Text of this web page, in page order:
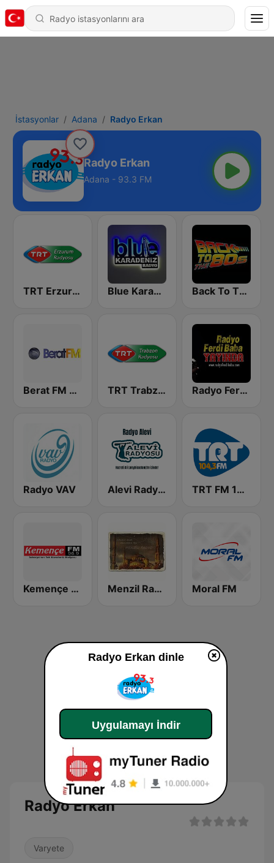
İstasyonlar Adana Radyo Erkan
Radyo Erkan
Adana - 93.3 FM
TRT Erzurum Radyosu Blue Karadeniz Radyo Back To The 80's Radio
Berat FM 87.8 TRT Trabzon Radyosu Radyo Ferdibaba
Radyo VAV Alevi Radyosu TRT FM 104.3
Kemençe FM Menzil Radyo Moral FM
Radyo Erkan
Varyete
Radyo Erkan dinle
Uygulamayı İndir